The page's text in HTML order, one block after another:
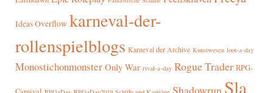
Ideas Overflow karneval-der-
rollenspielblogs Karneval der Archive Kunstwesen loot-a-day
Monostichonmonster Only War rival-a-day Rogue Trader RPG-
Shadowrun Sla